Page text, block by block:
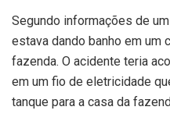
Segundo informações de
estava dando banho em um
fazenda. O acidente teria
em um fio de eletricidade
tanque para a casa da